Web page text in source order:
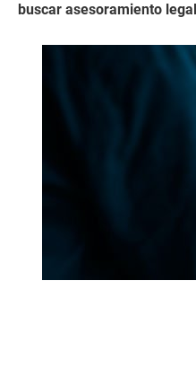
buscar asesoramiento